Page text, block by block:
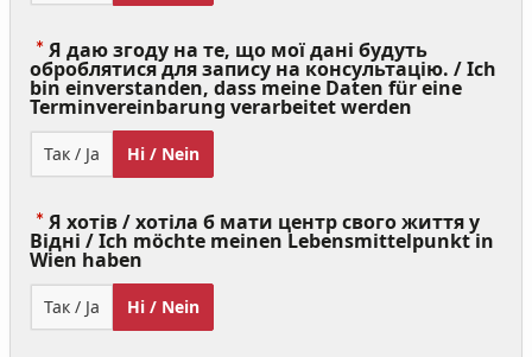
Я даю згоду на те, що мої дані будуть
оброблятися для запису на консультацію. / Ich
bin einverstanden, dass meine Daten für eine
Terminvereinbarung verarbeitet werden
Так / Ja Ні / Nein
Я хотів / хотіла б мати центр свого життя у
Відні / Ich möchte meinen Lebensmittelpunkt in
Wien haben
Required)
Так / Ja Ні / Nein